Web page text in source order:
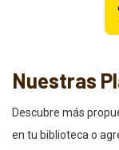
Nuestras
Descubre más
en tu biblioteca o